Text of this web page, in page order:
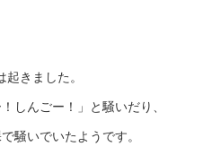
きました。
しんごー！」と騒いだり、
騒いでいたようです。